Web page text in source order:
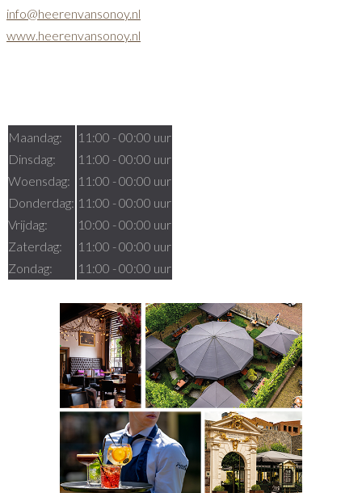
info@heerenvansonoy.nl
www.heerenvansonoy.nl
Maandag:
Dinsdag:
Woensdag:
Donderdag:
Vrijdag:
Zaterdag:
Zondag:
11:00 - 00:00 uur
11:00 - 00:00 uur
11:00 - 00:00 uur
11:00 - 00:00 uur
10:00 - 00:00 uur
11:00 - 00:00 uur
11:00 - 00:00 uur